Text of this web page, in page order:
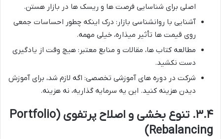
اصلی برای شناسایی فرصت ها و ریسک ها در بازار هستن.
آشنایی با روانشناسی بازار: درک اینکه چطور احساسات جمعی
روی قیمت ها تأثیر میذاره، خیلی مهمه.
مطالعه کتاب ها، مقالات و منابع معتبر: هیچ وقت از یادگیری
دست نکشید.
شرکت در دوره های آموزشی تخصصی: اگه لازم شد، برای آموزش
دیدن هزینه کنید. این یه سرمایه گذاریه، نه هزینه.
۳.۴. تنوع بخشی و اصلاح پرتفوی (Portfolio
Rebalancing)